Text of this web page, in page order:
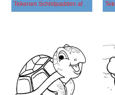
Tekenen Schildpadden afdrukbaar voor kinderen